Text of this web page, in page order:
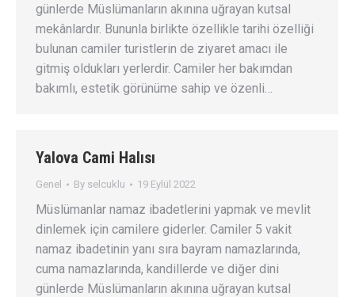
günlerde Müslümanların akınına uğrayan kutsal
mekânlardır. Bununla birlikte özellikle tarihi özelliği
bulunan camiler turistlerin de ziyaret amacı ile
gitmiş oldukları yerlerdir. Camiler her bakımdan
bakımlı, estetik görünüme sahip ve özenli…
Yalova Cami Halısı
Genel By selcuklu 19 Eylül 2022
Müslümanlar namaz ibadetlerini yapmak ve mevlit
dinlemek için camilere giderler. Camiler 5 vakit
namaz ibadetinin yanı sıra bayram namazlarında,
cuma namazlarında, kandillerde ve diğer dini
günlerde Müslümanların akınına uğrayan kutsal